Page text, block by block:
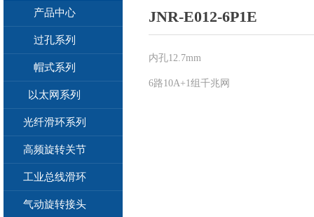
JNR-E012-6P1E
内孔12.7mm
6路10A+1组千兆网
产品中心
过孔系列
帽式系列
以太网系列
光纤滑环系列
高频旋转关节
工业总线滑环
气动旋转接头